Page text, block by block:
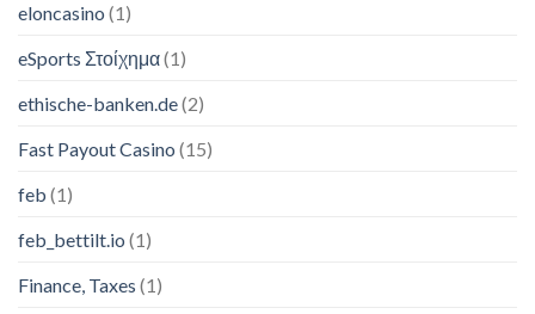
eloncasino (1)
eSports Στοίχημα(1)
ethische-banken.de(2)
Fast Payout Casino (15)
feb (1)
feb_bettilt.io (1)
Finance, Taxes (1)